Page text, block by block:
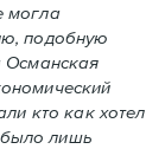
могла
подобную
Османская
кто как хотел
лишь